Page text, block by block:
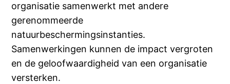
organisatie samenwerkt met andere
gerenommeerde
natuurbeschermingsinstanties.
Samenwerkingen kunnen de impact vergroten
en de geloofwaardigheid van een organisatie
versterken.